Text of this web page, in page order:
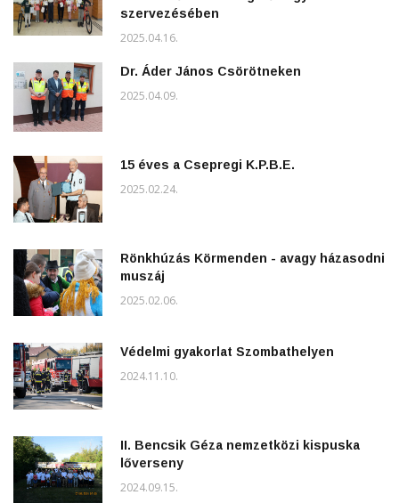
szervezésében
2025.04.16.
Dr. Áder János Csörötneken
2025.04.09.
15 éves a Csepregi K.P.B.E.
2025.02.24.
Rönkhúzás Körmenden - avagy házasodni
muszáj
2025.02.06.
Védelmi gyakorlat Szombathelyen
2024.11.10.
II. Bencsik Géza nemzetközi kispuska
lőverseny
2024.09.15.